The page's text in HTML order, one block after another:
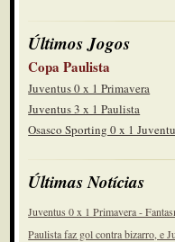
Últimos Jogos
Copa Paulista
Juventus 0 x 1 Primavera
Juventus 3 x 1 Paulista
Osasco Sporting 0 x 1
Últimas Notícias
Juventus 0 x 1 Primavera -
Paulista faz gol contra bizarro, e